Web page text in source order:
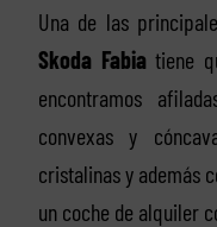
Una de las
Skoda Fabia tiene
encontramos
convexas y
cristalinas y además
un coche de alquiler